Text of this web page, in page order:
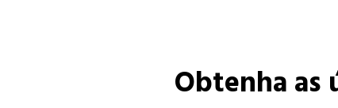
Obtenha as